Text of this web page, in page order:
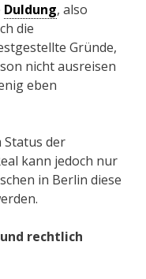
Duldung, also
die
Gründe,
nicht ausreisen
eben
Status der
kann jedoch nur
in Berlin diese
rechtlich